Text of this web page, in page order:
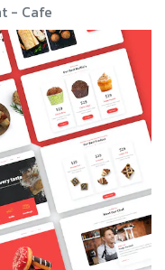
- Cafe